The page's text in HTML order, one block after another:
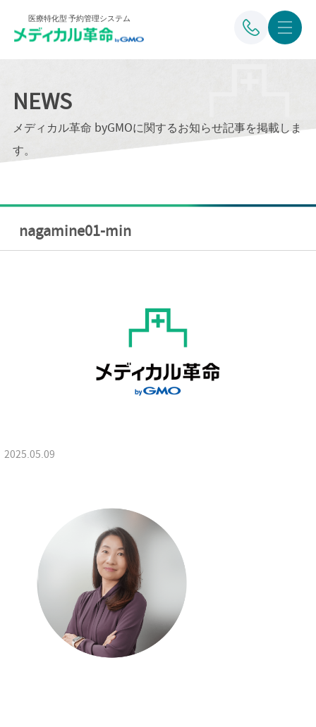
医療特化型 予約管理システム
NEWS
メディカル革命 byGMOに関するお知らせ記事を掲載しま
す。
nagamine01-min
2025.05.09